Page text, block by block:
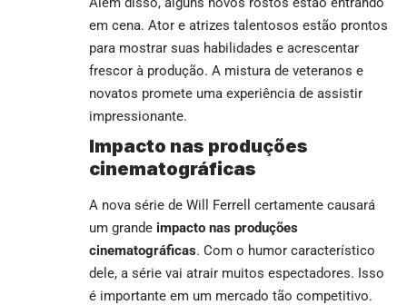
em cena. Ator e atrizes talentosos estão prontos
para mostrar suas habilidades e acrescentar
frescor à produção. A mistura de veteranos e
novatos promete uma experiência de assistir
impressionante.
Impacto nas produções
cinematográficas
A nova série de Will Ferrell certamente causará
um grande impacto nas produções
cinematográficas. Com o humor característico
dele, a série vai atrair muitos espectadores. Isso
é importante em um mercado tão competitivo.